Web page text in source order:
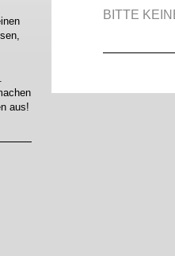
aus!
BITTE